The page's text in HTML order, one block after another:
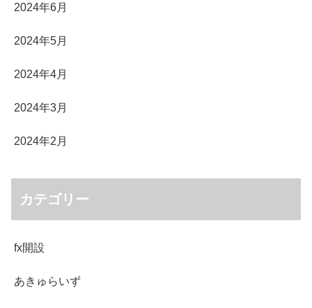
2024年6月
2024年5月
2024年4月
2024年3月
2024年2月
カテゴリー
fx開設
あきゅらいず